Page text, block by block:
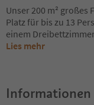
Unser 200 m²
Platz für bis zu 13
einem
Lies mehr
Informationen